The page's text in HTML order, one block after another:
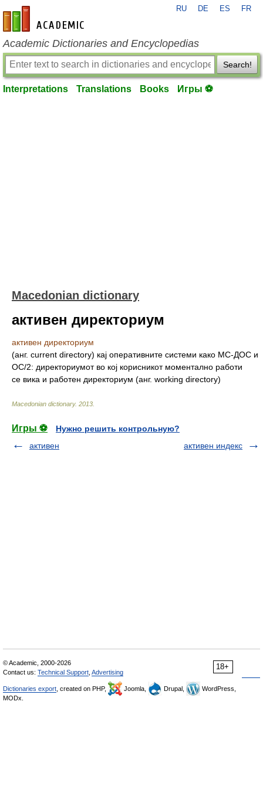
en-academic.com
RU DE ES FR
Academic Dictionaries and Encyclopedias
Search!
Interpretations Translations Books Игры ⚽
Macedonian dictionary
активен директориум
активен директориум
(анг. current directory) кај оперативните системи како МС-ДОС и
ОС/2: директориумот во кој корисникот моментално работи
се вика и работен директориум (анг. working directory)
Macedonian dictionary. 2013
Игры ⚽
Нужно решить контрольную?
активен
активен индекс
18+
© Academic, 2000-2026
Contact us: Technical Support Advertising
Dictionaries export , created on PHP, Joomla, Drupal,
WordPress,
MODx.